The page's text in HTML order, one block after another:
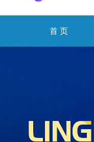
首 页